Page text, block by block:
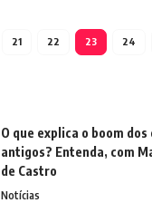
21 22 23 24
O que explica o boom dos
antigos? Entenda, com
de Castro
Notícias